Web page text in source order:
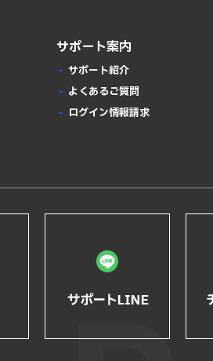
サポート案内
サポート紹介
よくあるご質問
ログイン情報請求